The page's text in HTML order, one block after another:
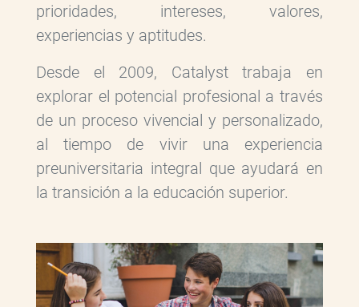
prioridades, intereses, valores,
experiencias y aptitudes.
Desde el 2009, Catalyst trabaja en
explorar el potencial profesional a través
de un proceso vivencial y personalizado,
al tiempo de vivir una experiencia
preuniversitaria integral que ayudará en
la transición a la educación superior.